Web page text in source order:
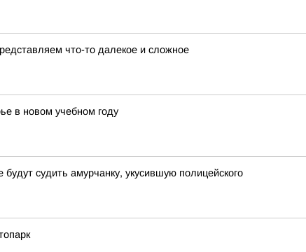
что-то далекое и сложное
в новом учебном году
судить амурчанку, укусившую полицейского